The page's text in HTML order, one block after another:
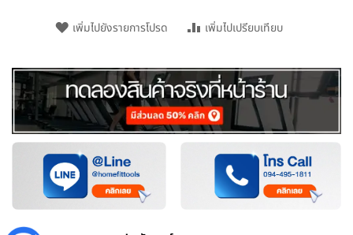
เพิ่มไปยังรายการโปรด เพิ่มไปเปรียบเทียบ